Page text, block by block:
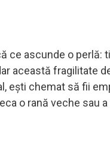
ce ascunde o perlă:
această fragilitate
ești chemat să fii
o rană veche sau